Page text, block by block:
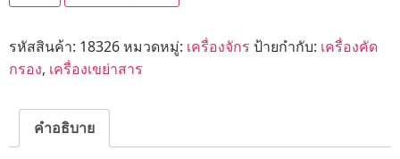
รหัสสินค้า: 18326หมวดหมู่: เครื่องจักร ป้ายกำกับ: เครื่องคัด
กรอง, เครื่องเขย่าสาร
คำอธิบาย